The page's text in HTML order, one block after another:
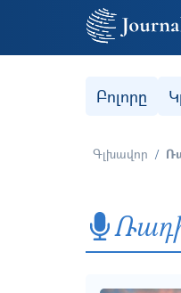
Բոլորը
Գլխավոր